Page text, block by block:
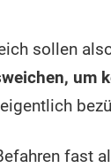
sollen
um
fast